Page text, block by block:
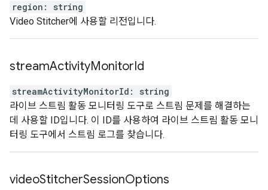
region :
string
Video Stitcher에 사용할 리전입니다.
streamActivityMonitorId
streamActivityMonitorId :
string
라이브 스트림 활동 모니터링 도구로 스트림 문제를 해결하는
데 사용할 ID입니다. 이 ID를 사용하여 라이브 스트림 활동 모니
터링 도구에서 스트림 로그를 찾습니다.
videoStitcherSessionOptions